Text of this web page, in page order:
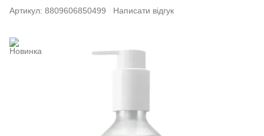
Артикул: 8809606850499 Написати відгук